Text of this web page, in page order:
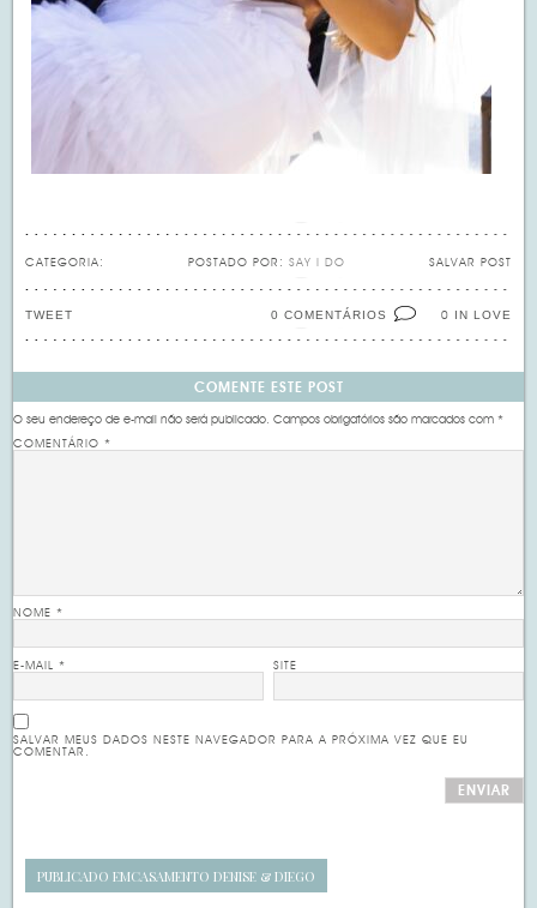
CATEGORIA: SALVAR POST
POSTADO POR: SAY I DO
0 IN LOVE
0 COMENTÁRIOS
TWEET
COMENTE ESTE POST
O seu endereço de e-mail não será publicado. Campos obrigatórios são marcados com*
COMENTÁRIO*
NOME*
E-MAIL* SITE
SALVAR MEUS DADOS NESTE NAVEGADOR PARA A PRÓXIMA VEZ QUE EU
COMENTAR.
PUBLICADO EMCASAMENTO DENISE & DIEGO